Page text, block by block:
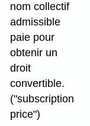
nom collectif
admissible
paie pour
obtenir un
droit
convertible.
("subscription
price")